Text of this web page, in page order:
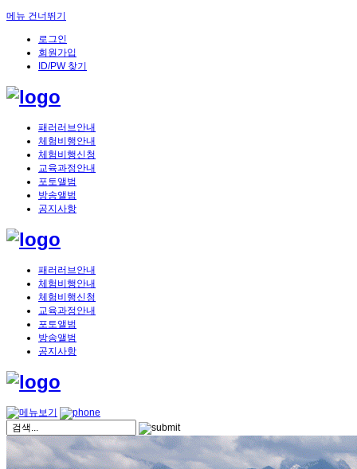
메뉴 건너뛰기
로그인
회원가입
ID/PW 찾기
패러러브안내
체험비행안내
체험비행신청
교육과정안내
포토앨범
방송앨범
공지사항
패러러브안내
체험비행안내
체험비행신청
교육과정안내
포토앨범
방송앨범
공지사항